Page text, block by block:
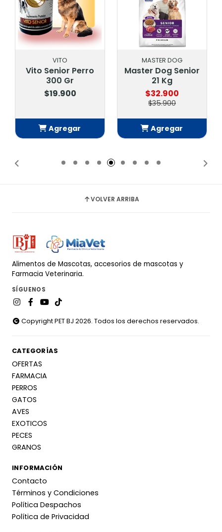
VITO
Vito Senior Perro
300 Gr
$19.900
Agregar
MASTER DOG
Master Dog Senior
21 Kg
$32.900
$35.900
Agregar
VOLVER ARRIBA
Alimentos de Mascotas, accesorios de mascotas y
Farmacia Veterinaria.
SÍGUENOS
Copyright PET BJ 2026. Todos los derechos reservados.
CATEGORÍAS
OFERTAS
FARMACIA
PERROS
GATOS
AVES
EXOTICOS
PECES
GRANOS
INFORMACIÓN
Contacto
Términos y Condiciones
Política Despachos
Política de Privacidad